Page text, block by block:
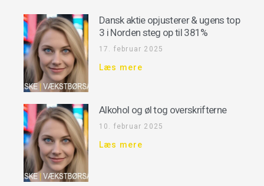
Dansk aktie opjusterer & ugens top
3 i Norden steg op til 381%
17. februar 2025
Læs mere
Alkohol og øl tog overskrifterne
10. februar 2025
Læs mere